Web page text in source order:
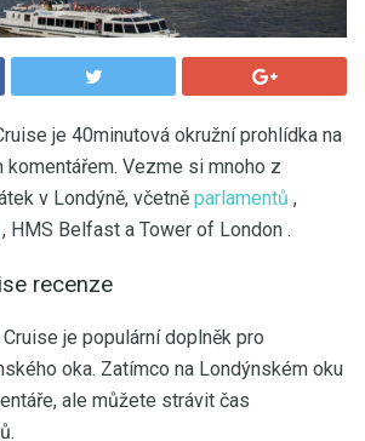
je 40minutová okružní prohlídka na
komentářem. Vezme si mnoho z
v Londýně, včetně parlamentů ,
, HMS Belfast a Tower of London .
recenze
je populární doplněk pro
oka. Zatímco na Londýnském oku
ale můžete strávit čas